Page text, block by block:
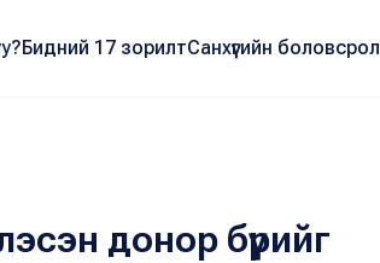
Бидний 17 зорилтСанхүүгийн боловсрол
донор бүрийг